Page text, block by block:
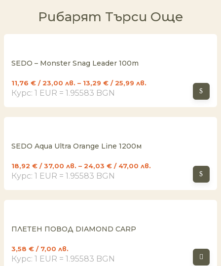
Рибарят Търси Още
SEDO – Monster Snag Leader 100m
11,76 € / 23,00 лв. – 13,29 € / 25,99 лв.
Курс: 1 EUR = 1.95583 BGN
SEDO Aqua Ultra Orange Line 1200м
18,92 € / 37,00 лв. – 24,03 € / 47,00 лв.
Курс: 1 EUR = 1.95583 BGN
ПЛЕТЕН ПОВОД DIAMOND CARP
3,58 € / 7,00 лв.
Курс: 1 EUR = 1.95583 BGN